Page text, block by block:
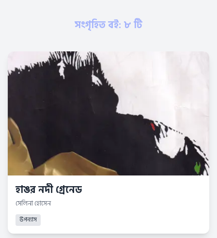
সংগৃহিত বই: ৮ টি
হাঙর নদী গ্রেনেড
সেলিনা হোসেন
উপন্যাস